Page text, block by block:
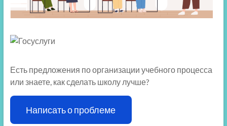
Есть предложения по организации учебного процесса
или знаете, как сделать школу лучше?
Написать о проблеме